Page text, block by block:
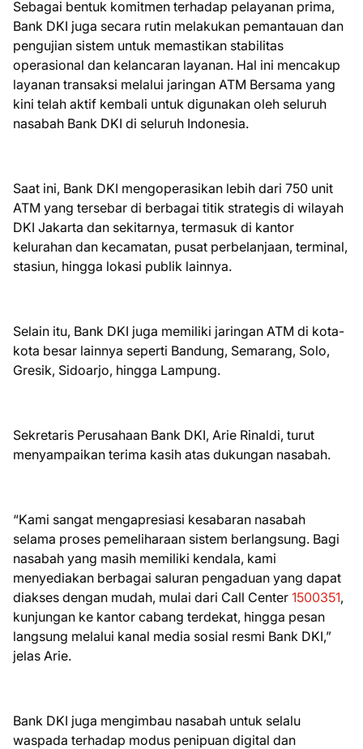
Sebagai bentuk komitmen terhadap pelayanan prima,
Bank DKI juga secara rutin melakukan pemantauan dan
pengujian sistem untuk memastikan stabilitas
operasional dan kelancaran layanan. Hal ini mencakup
layanan transaksi melalui jaringan ATM Bersama yang
kini telah aktif kembali untuk digunakan oleh seluruh
nasabah Bank DKI di seluruh Indonesia.
Saat ini, Bank DKI mengoperasikan lebih dari 750 unit
ATM yang tersebar di berbagai titik strategis di wilayah
DKI Jakarta dan sekitarnya, termasuk di kantor
kelurahan dan kecamatan, pusat perbelanjaan, terminal,
stasiun, hingga lokasi publik lainnya.
Selain itu, Bank DKI juga memiliki jaringan ATM di kota-
kota besar lainnya seperti Bandung, Semarang, Solo,
Gresik, Sidoarjo, hingga Lampung.
Sekretaris Perusahaan Bank DKI, Arie Rinaldi, turut
menyampaikan terima kasih atas dukungan nasabah.
“Kami sangat mengapresiasi kesabaran nasabah
selama proses pemeliharaan sistem berlangsung. Bagi
nasabah yang masih memiliki kendala, kami
menyediakan berbagai saluran pengaduan yang dapat
diakses dengan mudah, mulai dari Call Center 1500351,
kunjungan ke kantor cabang terdekat, hingga pesan
langsung melalui kanal media sosial resmi Bank DKI,”
jelas Arie.
Bank DKI juga mengimbau nasabah untuk selalu
waspada terhadap modus penipuan digital dan